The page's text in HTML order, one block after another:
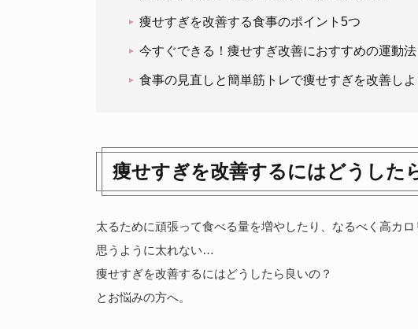
痩せすぎを改善する食事のポイント5つ
今すぐできる！痩せすぎ改善におすすめの運動法
食事の見直しと簡単筋トレで痩せすぎを改善しよ
痩せすぎを改善するにはどうした
太るために頑張って食べる量を増やしたり、なるべく高カ
思うように太れない…
痩せすぎを改善するにはどうしたら良いの？
とお悩みの方へ。